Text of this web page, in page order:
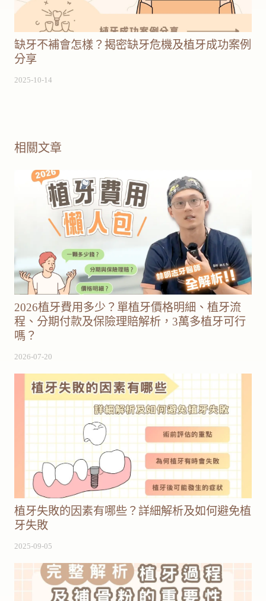
缺牙不補會怎樣？揭密缺牙危機及植牙成功案例
分享
2025-10-14
相關文章
2026植牙費用多少？單植牙價格明細、植牙流
程、分期付款及保險理賠解析，3萬多植牙可行
嗎？
2026-07-20
植牙失敗的因素有哪些？詳細解析及如何避免植
牙失敗
2025-09-05